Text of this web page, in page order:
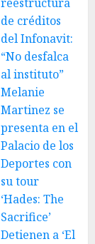
de créditos
del Infonavit:
“No desfalca
al instituto”
Melanie
Martinez se
presenta en el
Palacio de los
Deportes con
su tour
‘Hades: The
Sacrifice’
Detienen a ‘El